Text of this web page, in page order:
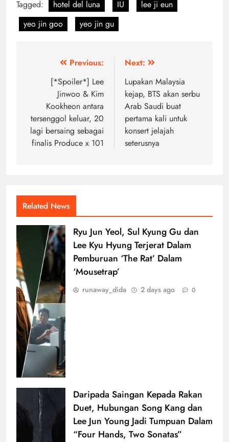
Tagged: hotel del luna IU
lee ji eun
yeo jin goo
yeo jin gu
navigation
Previous:
[*Spoiler*] Lee
Jinwoo & Kim
Kookheon antara
tersenggol keluar, 20
lagi bersaing sebagai
finalis Produce x 101
Next:
Lupakan Malaysia
kejap, BTS akan serbu
Arab Saudi buat
pertama kali untuk
konsert jelajah
seterusnya
Related News
Ryu Jun Yeol, Sul Kyung Gu dan
Lee Kyu Hyung Terjerat Dalam
Pemburuan ‘The Rat’ Dalam
‘Mousetrap’
runaway_dida 2 days ago 0
Daripada Saingan Kepada Rakan
Duet, Hubungan Song Kang dan
Lee Jun Young Jadi Tumpuan Dalam
“Four Hands, Two Sonatas”